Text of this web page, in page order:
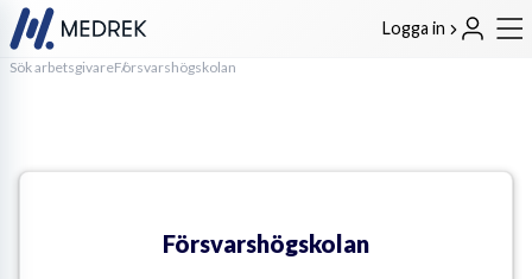
Logga in
Sök arbetsgivareFörsvarshögskolan
Försvarshögskolan